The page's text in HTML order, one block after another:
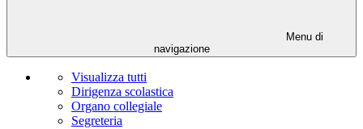
Menu di
navigazione
Visualizza tutti
Dirigenza scolastica
Organo collegiale
Segreteria